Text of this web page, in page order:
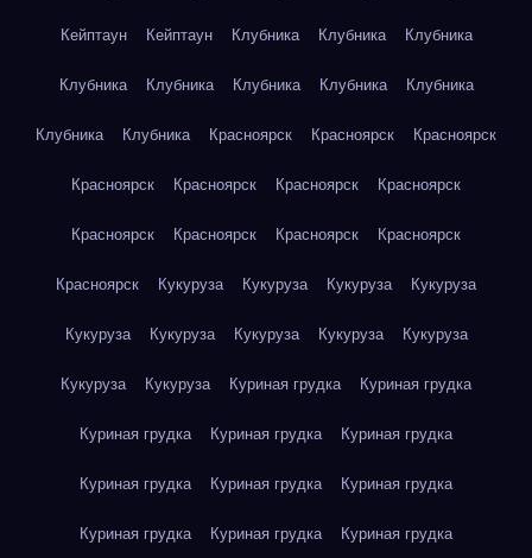
Кейптаун Кейптаун Клубника Клубника Клубника
Клубника Клубника Клубника Клубника Клубника
Клубника Клубника Красноярск Красноярск Красноярск
Красноярск Красноярск Красноярск Красноярск
Красноярск Красноярск Красноярск Красноярск
Красноярск Кукуруза Кукуруза Кукуруза Кукуруза
Кукуруза Кукуруза Кукуруза Кукуруза Кукуруза
Кукуруза Кукуруза Куриная грудка Куриная грудка
Куриная грудка Куриная грудка Куриная грудка
Куриная грудка Куриная грудка Куриная грудка
Куриная грудка Куриная грудка Куриная грудка